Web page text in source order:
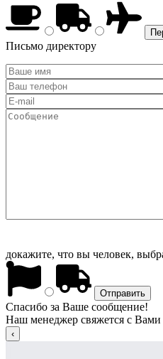
Письмо директору
докажите, что вы человек,
Спасибо за Ваше сообщение!
Наш менеджер свяжется с